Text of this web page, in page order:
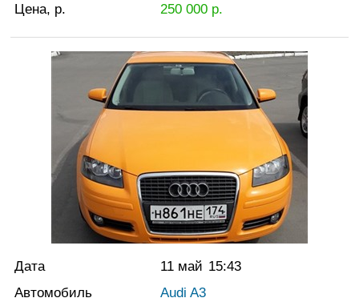
Цена, р.
250 000р.
Дата 11 май 15:43
Автомобиль
Audi A3